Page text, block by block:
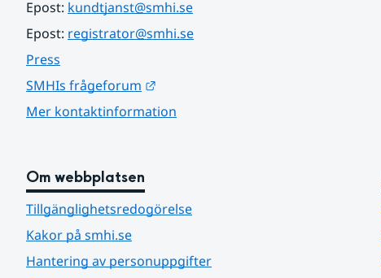
Epost: kundtjanst@smhi.se
Epost: registrator@smhi.se
Press
SMHIs frågeforum
Mer kontaktinformation
Om webbplatsen
Tillgänglighetsredogörelse
Kakor på smhi.se
Hantering av personuppgifter